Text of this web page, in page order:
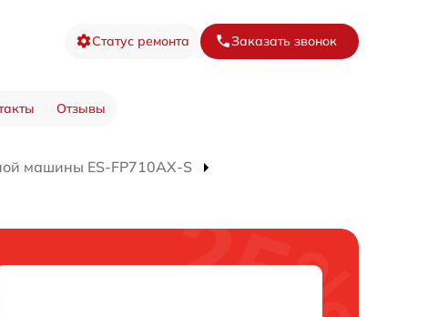
Статус ремонта Заказать звонок
Отзывы
машины ES-FP710AX-S